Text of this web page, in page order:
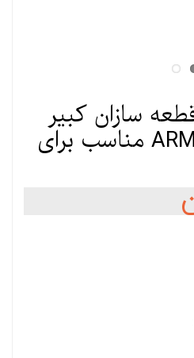
سازان کبیر
مدل ARM-TOBO-979 مناسب برای